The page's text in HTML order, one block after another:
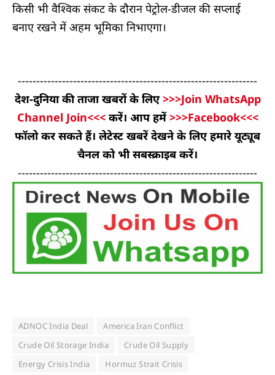
किसी भी वैश्विक संकट के दौरान पेट्रोल-डीजल की सप्लाई
बनाए रखने में अहम भूमिका निभाएगा।
-----------------------------------------------------------------
देश-दुनिया की ताजा खबरों के लिए>>>Join WhatsApp
Channel Join<<< करें। आप हमें>>>Facebook<<<
फॉलो कर सकते हैं। लेटेस्ट खबरें देखने के लिए हमारे यूट्यूब
चैनल को भी सबस्क्राइब करें।
-----------------------------------------------------------------
ADNOC India Deal
America Iran Conflict
Crude Oil Storage India
Crude Oil Supply
Energy Crisis India
Hormuz Strait Crisis